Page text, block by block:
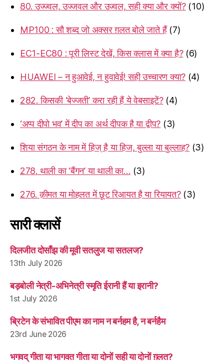
80. उज्ज्वल, उज्जवल और उज्वल, सही क्या और क्यों? (10)
MP100 : सौ शब्द जो अक्सर ग़लत बोले जाते हैं (7)
EC1-EC80 : पूरी लिस्ट देखें, किस क्लास में क्या है? (6)
HUAWEI – न हुआवेई, न हुवावेई! सही उच्चारण क्या? (4)
282. किसकी ‘बेज्जती’ करा रही हैं ये वेबसाइटें? (4)
‘अप्प दीपो भव’ में दीप का अर्थ दीपक है या द्वीप? (3)
शिया संगठन के नाम में हिज् है या हिज, बुल्ला या बुल्लाह? (3)
278. थाली का ‘बैंगन’ या थाली का… (3)
276. क़ीमत या मोहलत में छूट रिआयत है या रियायत? (3)
सारी क्लासें
दिलजीत दोसाँझ की मूवी सतलुज या सतलज?
13th July 2026
बड़बोली नेत्री-अभिनेत्री स्मृति ईरानी हैं या इरानी?
1st July 2026
ब्रिटेन के संभावित पीएम का नाम न बर्नहम है, न बर्नहैम
23rd June 2026
भगवद् गीता या भागवत गीता या दोनों सही या दोनों ग़लत?